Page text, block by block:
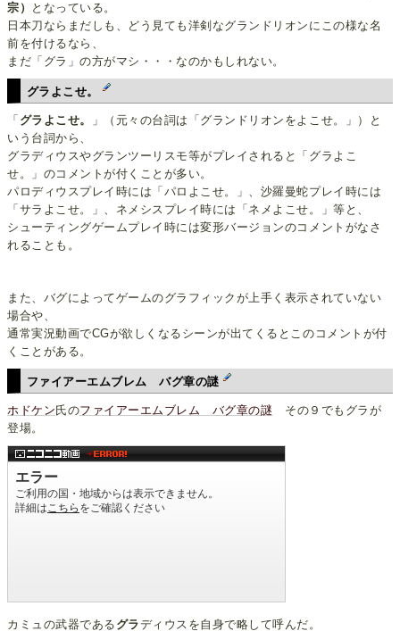
宗）
となっている。
日本刀ならまだしも、どう見ても洋剣なグランドリオンにこの様な名
前を付けるなら、
まだ「グラ」の方がマシ・・・なのかもしれない。
グラよこせ。
「 グラよこせ。
」（元々の台詞は「グランドリオンをよこせ。」）と
いう台詞から、
グラディウスやグランツーリスモ等がプレイされると「グラよこ
せ。」のコメントが付くことが多い。
パロディウスプレイ時には「パロよこせ。」、沙羅曼蛇プレイ時には
「サラよこせ。」、ネメシスプレイ時には「ネメよこせ。」等と、
シューティングゲームプレイ時には変形バージョンのコメントがなさ
れることも。
また、バグによってゲームのグラフィックが上手く表示されていない
場合や、
通常実況動画でCGが欲しくなるシーンが出てくるとこのコメントが付
くことがある。
ファイアーエムブレム バグ章の謎
ホドケン氏のファイアーエムブレム バグ章の謎 その９でもグラが
登場。
カミュの武器である グラディウスを自身で略して呼んだ。